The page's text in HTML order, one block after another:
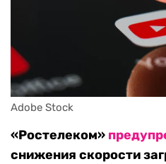
Adobe Stock
«Ростелеком»
снижения скорости